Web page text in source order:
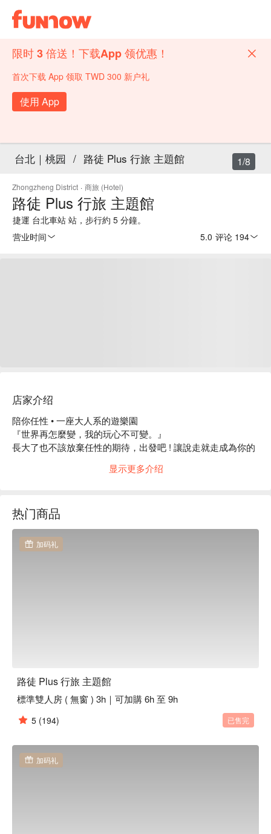
限时 3 倍送！下载App 领优惠！
首次下载 App 领取 TWD 300 新户礼
使用 App
台北｜桃园 / 路徒 Plus 行旅 主題館
Zhongzheng District · 商旅 (Hotel)
路徒 Plus 行旅 主題館
捷運 台北車站 站，步行約 5 分鐘。
营业时间
5.0 评论 194
1/8
店家介绍
陪你任性 • 一座大人系的遊樂園
『世界再怎麼變，我的玩心不可變。』
長大了也不該放棄任性的期待，出發吧 ! 讓說走就走成為你的
時而緩慢、時而奔放；以為你深思熟慮，突然又讓人摸不著頭
緒。
這次，就由路徒Plus行旅 主題館來承接你的玩心。
從台北車站即可步入這片奇異地
接下來就請放心將你自己交給時間；而我們負責將驚喜交給
你。
显示更多介绍
热门商品
加码礼
路徒 Plus 行旅 主題館
標準雙人房 ( 無窗 ) 3h｜可加購 6h 至 9h
5 (194) 已售完
加码礼